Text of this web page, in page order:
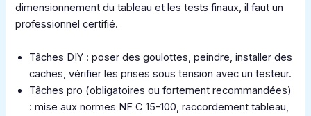
dimensionnement du tableau et les tests finaux, il faut un
professionnel certifié.
Tâches DIY : poser des goulottes, peindre, installer des
caches, vérifier les prises sous tension avec un testeur.
Tâches pro (obligatoires ou fortement recommandées)
: mise aux normes NF C 15-100, raccordement tableau,